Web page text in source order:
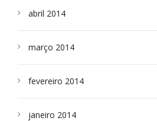
abril 2014
março 2014
fevereiro 2014
janeiro 2014